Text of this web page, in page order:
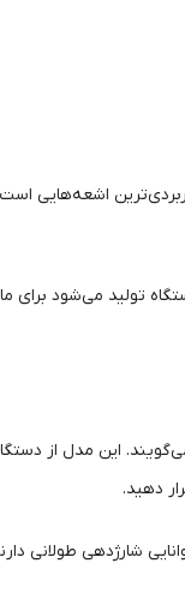
اشعه‌هایی
تولید می‌شود برای
این مدل از
دهید.
شارژدهی طولانی